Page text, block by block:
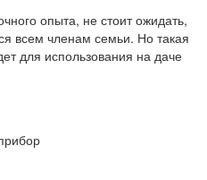
опыта, не стоит ожидать,
всем членам семьи. Но такая
для использования на даче